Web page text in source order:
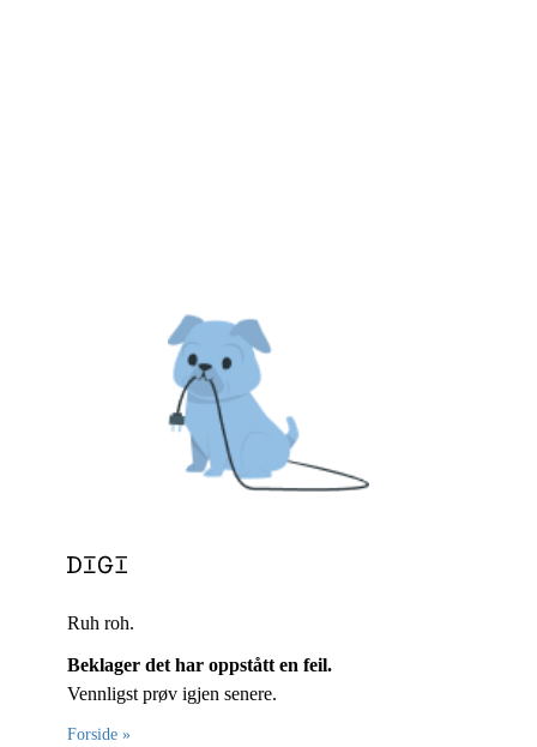
Ruh roh.
Beklager det har oppstått en feil.
Vennligst prøv igjen senere.
Forside »